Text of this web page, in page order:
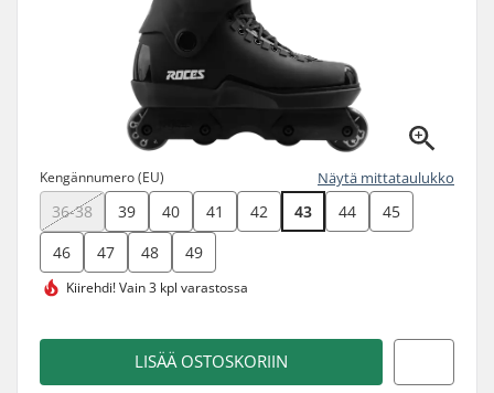
Kengännumero (EU) Näytä mittataulukko
36-38 39 40 41 42 43 44
45
46
47 48 49
Kiirehdi!Vain 3 kpl varastossa
LISÄÄ OSTOSKORIIN